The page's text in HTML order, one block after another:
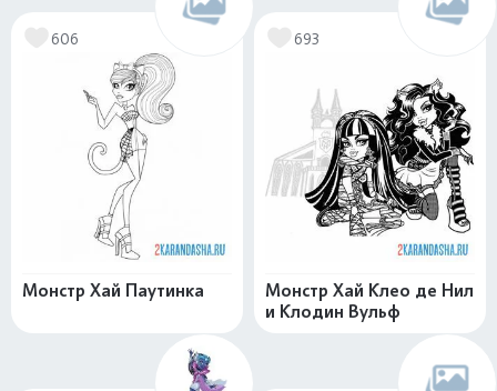
606
Монстр Хай Паутинка
693
Монстр Хай Клео де Нил
и Клодин Вульф